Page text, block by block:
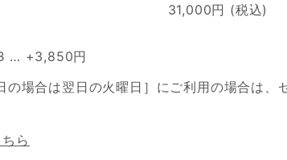
31,000円 (税込)
… +3,850円
場合は翌日の火曜日］にご利用の場合は
ちら